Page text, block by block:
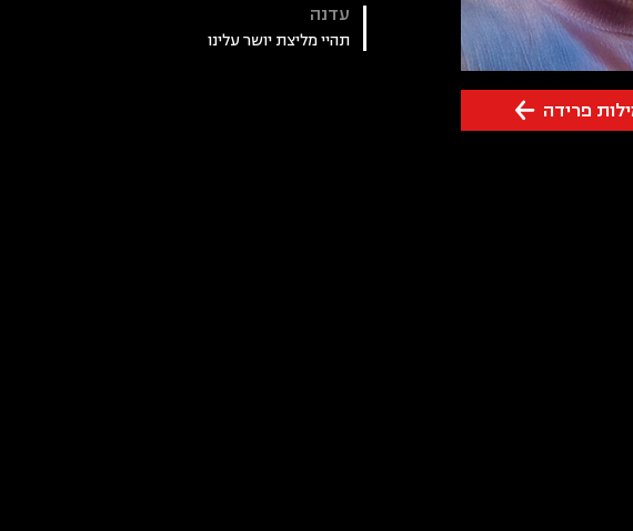
פרידה
עדנה
תהיי מליצת יושר עלינו